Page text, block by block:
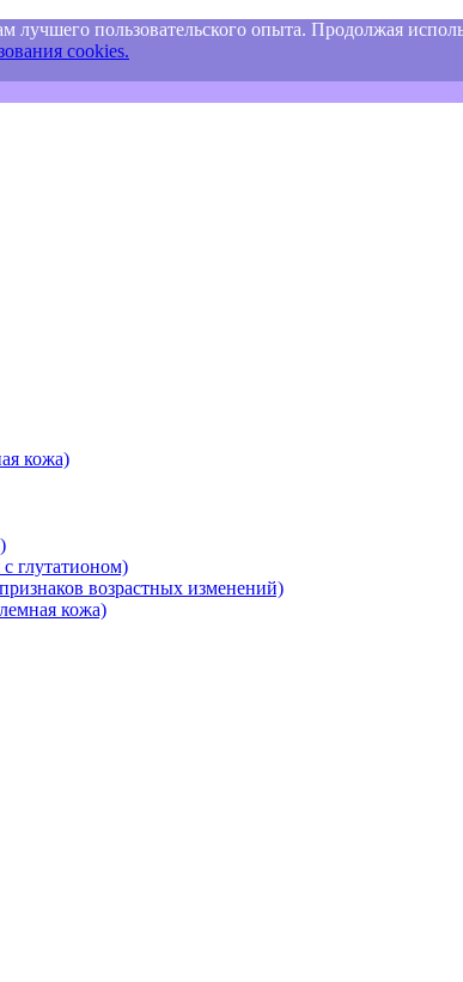
лучшего пользовательского опыта. Продолжая
cookies.
кожа)
глутатионом)
возрастных изменений)
кожа)